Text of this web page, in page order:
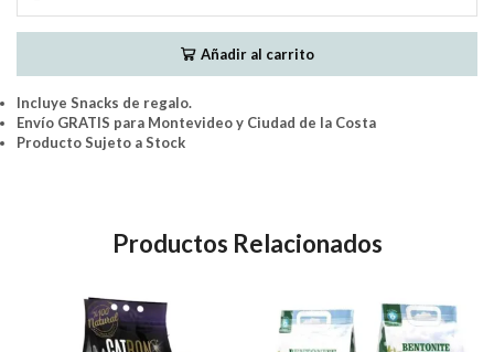
Silica
19Lts
Añadir al carrito
Incluye Snacks de regalo.
Envío GRATIS para Montevideo y Ciudad de la Costa
Producto Sujeto a Stock
Productos Relacionados